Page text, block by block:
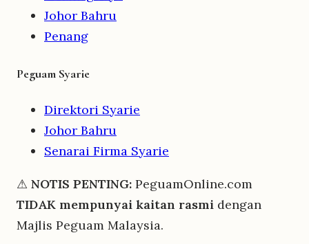
Johor Bahru
Penang
Peguam Syarie
Direktori Syarie
Johor Bahru
Senarai Firma Syarie
⚠ NOTIS PENTING: PeguamOnline.com
TIDAK mempunyai kaitan rasmi dengan
Majlis Peguam Malaysia.